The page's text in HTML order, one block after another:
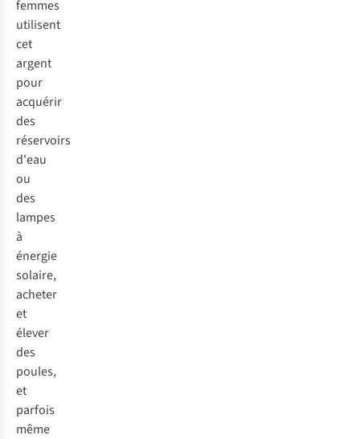
femmes
utilisent
cet
argent
pour
acquérir
des
réservoirs
d'eau
ou
des
lampes
à
énergie
solaire,
acheter
et
élever
des
poules,
et
parfois
même